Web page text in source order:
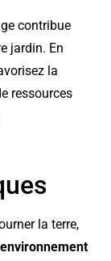
contribue
jardin. En
la
ressources
la terre,